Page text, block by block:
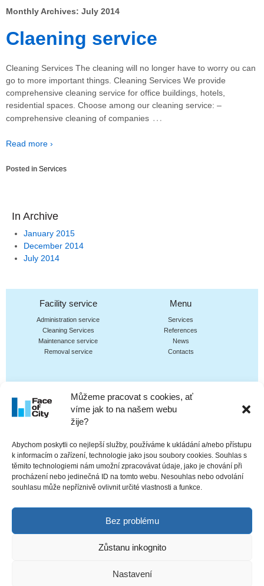
Můžeme pracovat s cookies, ať
víme jak to na našem webu
žije?
Abychom poskytli co nejlepší služby, používáme k ukládání a/nebo přístupu
k informacím o zařízení, technologie jako jsou soubory cookies. Souhlas s
těmito technologiemi nám umožní zpracovávat údaje, jako je chování při
procházení nebo jedinečná ID na tomto webu. Nesouhlas nebo odvolání
souhlasu může nepříznivě ovlivnit určité vlastnosti a funkce.
Bez problému
Zůstanu inkognito
Nastavení
Monthly Archives: July 2014
Claening service
Cleaning Services The cleaning will no longer have to worry ou can
go to more important things. Cleaning Services We provide
comprehensive cleaning service for office buildings, hotels,
residential spaces. Choose among our cleaning service: –
comprehensive cleaning of companies …
Read more ›
Posted in Services
In Archive
January 2015
December 2014
July 2014
Facility service
Administration service
Cleaning Services
Maintenance service
Removal service
Menu
Services
References
News
Contacts
Links
Cheerful house
We recommend